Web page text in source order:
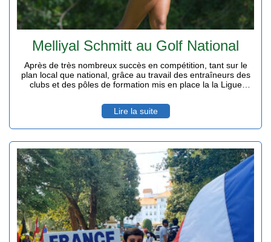
Melliyal Schmitt au Golf National
Après de très nombreux succès en compétition, tant sur le
plan local que national, grâce au travail des entraîneurs des
clubs et des pôles de formation mis en place la la Ligue
distinguée lors des derniers championnats de France va
intégrer cette année,
Lire la suite